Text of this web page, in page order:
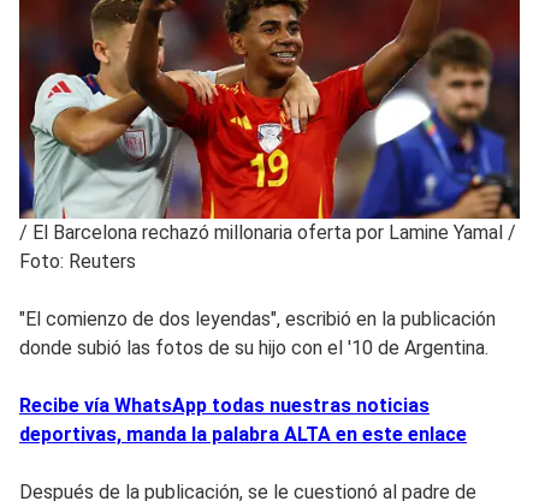
/ El Barcelona rechazó millonaria oferta por Lamine Yamal /
Foto: Reuters
"El comienzo de dos leyendas", escribió en la publicación
donde subió las fotos de su hijo con el '10 de Argentina.
Recibe vía WhatsApp todas nuestras noticias
deportivas, manda la palabra ALTA en este enlace
Después de la publicación, se le cuestionó al padre de